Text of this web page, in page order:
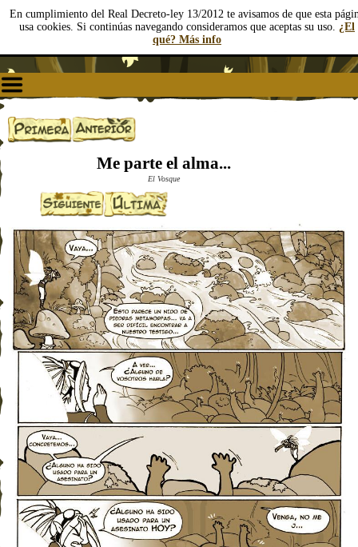
En cumplimiento del Real Decreto-ley 13/2012 te avisamos de que esta
usa cookies. Si continúas navegando consideramos que aceptas su uso. ¿El
qué? Más info
Me parte el alma...
El Vosque